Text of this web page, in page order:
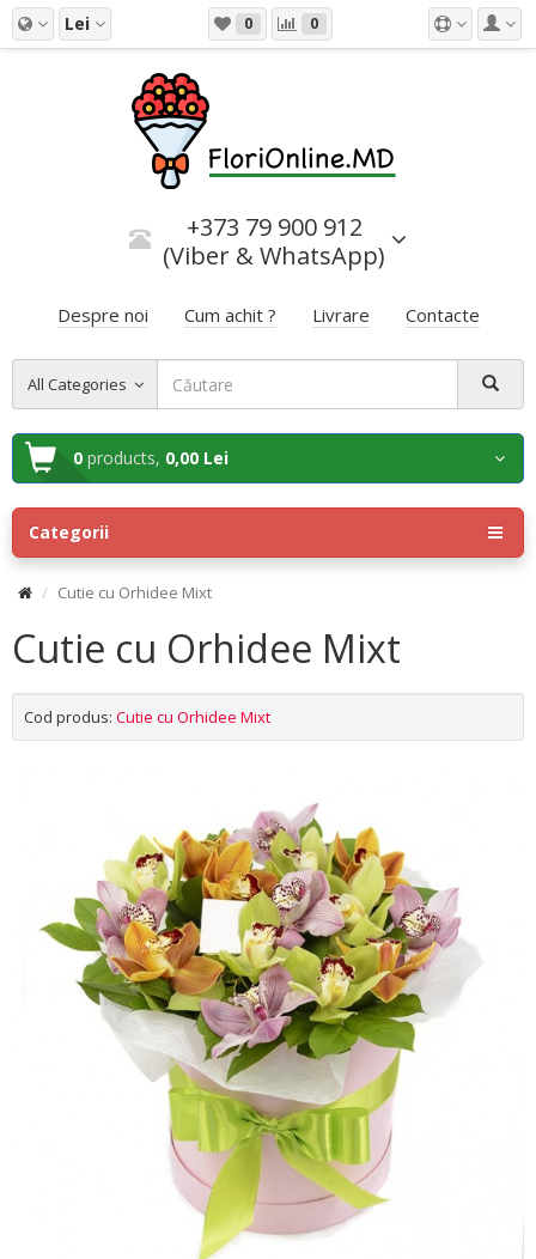
Lei 0 0
+373 79 900 912
(Viber & WhatsApp)
Despre noi Cum achit ? Livrare Contacte
All Categories
0 products, 0,00 Lei
Categorii
Cutie cu Orhidee Mixt
Cutie cu Orhidee Mixt
Cod produs: Cutie cu Orhidee Mixt